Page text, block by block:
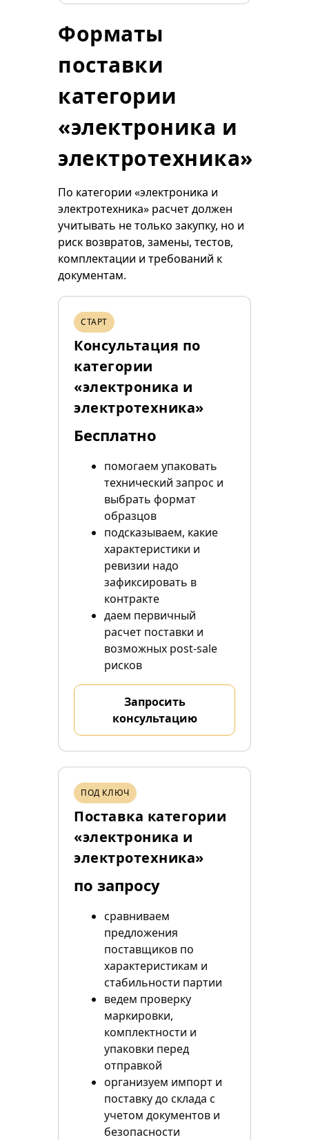
Форматы
поставки
категории
«электроника и
электротехника»
По категории «электроника и
электротехника» расчет должен
учитывать не только закупку, но и
риск возвратов, замены, тестов,
комплектации и требований к
документам.
СТАРТ
Консультация по
категории
«электроника и
электротехника»
Бесплатно
помогаем упаковать
технический запрос и
выбрать формат
образцов
подсказываем, какие
характеристики и
ревизии надо
зафиксировать в
контракте
даем первичный
расчет поставки и
возможных post-sale
рисков
Запросить
консультацию
ПОД КЛЮЧ
Поставка категории
«электроника и
электротехника»
по запросу
сравниваем
предложения
поставщиков по
характеристикам и
стабильности партии
ведем проверку
маркировки,
комплектности и
упаковки перед
отправкой
организуем импорт и
поставку до склада с
учетом документов и
безопасности